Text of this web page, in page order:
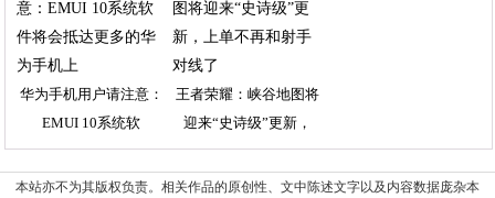
华为手机用户请注意：
EMUI 10系统软
王者荣耀：峡谷地图将
迎来“史诗级”更新，
本站亦不为其版权负责。相关作品的原创性、文中陈述文字以及内容数据庞杂本